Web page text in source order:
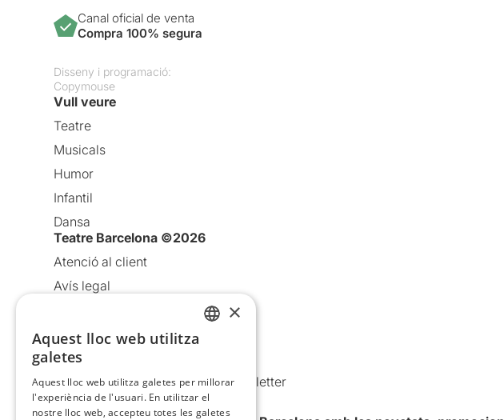
Canal oficial de venta
Compra 100% segura
Disseny i programació:
Copymouse
Vull veure
Teatre
Musicals
Humor
Infantil
Dansa
Teatre Barcelona ©2026
Atenció al client
Avís legal
Política de cookies
Condicions d’ús
Comunicacions comercials i Newsletter
Anuncia’t
×
Aquest lloc web utilitza
galetes
Aquest lloc web utilitza galetes per millorar
l'experiència de l'usuari. En utilitzar el
nostre lloc web, accepteu totes les galetes